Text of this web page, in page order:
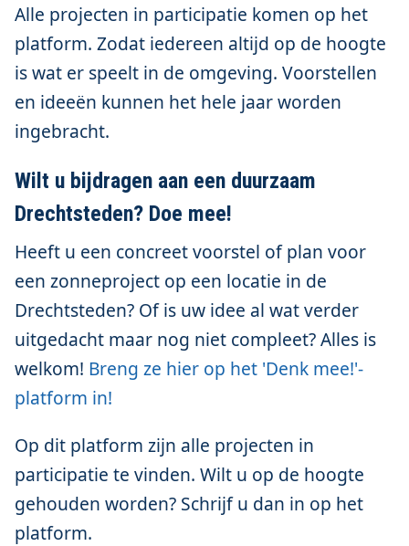
Alle projecten in participatie komen op het
platform. Zodat iedereen altijd op de hoogte
is wat er speelt in de omgeving. Voorstellen
en ideeën kunnen het hele jaar worden
ingebracht.
Wilt u bijdragen aan een duurzaam
Drechtsteden? Doe mee!
Heeft u een concreet voorstel of plan voor
een zonneproject op een locatie in de
Drechtsteden? Of is uw idee al wat verder
uitgedacht maar nog niet compleet? Alles is
welkom! Breng ze hier op het 'Denk mee!'-
platform in!
Op dit platform zijn alle projecten in
participatie te vinden. Wilt u op de hoogte
gehouden worden? Schrijf u dan in op het
platform.